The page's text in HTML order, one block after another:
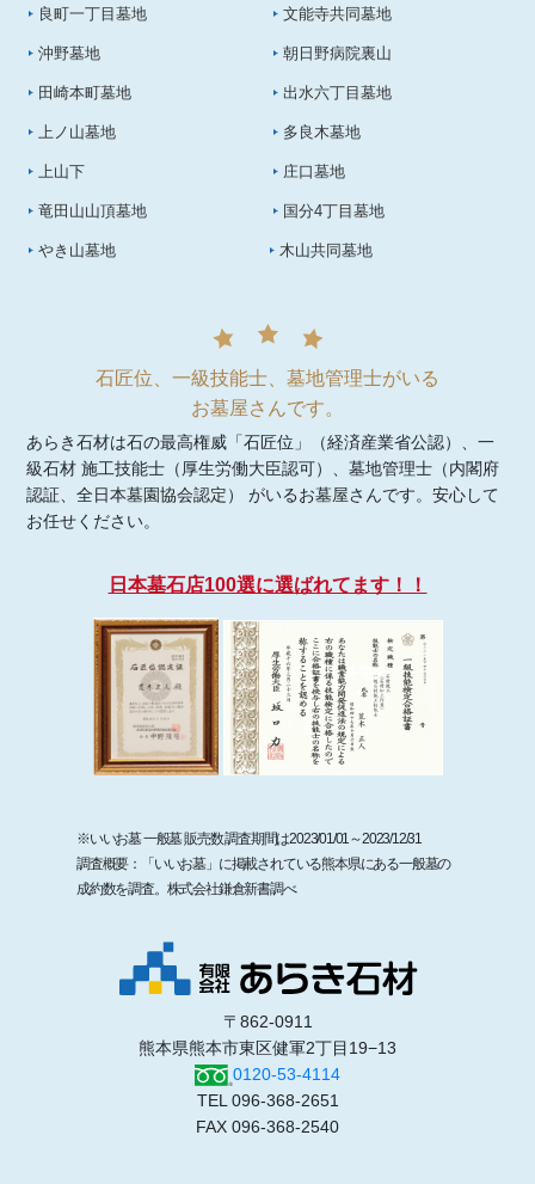
良町一丁目墓地 文能寺共同墓地
沖野墓地 朝日野病院裏山
田崎本町墓地 出水六丁目墓地
上ノ山墓地 多良木墓地
上山下 庄口墓地
竜田山山頂墓地 国分4丁目墓地
やき山墓地 木山共同墓地
〒862-0911
熊本県熊本市東区健軍2丁目19−13
0120-53-4114
TEL 096-368-2651
FAX 096-368-2540
石匠位、一級技能士、墓地管理士がいる
お墓屋さんです。
あらき石材は石の最高権威「石匠位」（経済産業省公認）、一
級石材 施工技能士（厚生労働大臣認可）、墓地管理士（内閣府
認証、全日本墓園協会認定） がいるお墓屋さんです。安心して
お任せください。
日本墓石店100選に選ばれてます！！
※いいお墓 一般墓 販売数 調査期間は2023/01/01～2023/12/31
調査概要：「いいお墓」に掲載されている熊本県にある一般墓の
成約数を調査。株式会社鎌倉新書調べ